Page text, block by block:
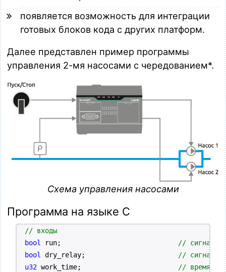
появляется возможность для интеграции
готовых блоков кода с других платформ.
Далее представлен пример программы
управления 2-мя насосами с чередованием*.
Схема управления насосами
Программа на языке С
// входы
bool
// сигнал
bool
// сигнал
u32
// время